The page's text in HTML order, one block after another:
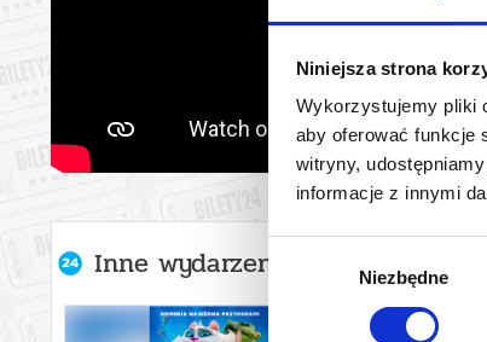
Niniejsza strona
Wykorzystujemy pliki
aby oferować funkcje
witryny,
informacje z innymi
Niezbędne
Inne wydarzenia organizatora